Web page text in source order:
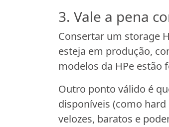
3. Vale a pena
Consertar um storage
esteja em produção,
modelos da HPe estão
Outro ponto válido é
disponíveis (como
velozes, baratos e